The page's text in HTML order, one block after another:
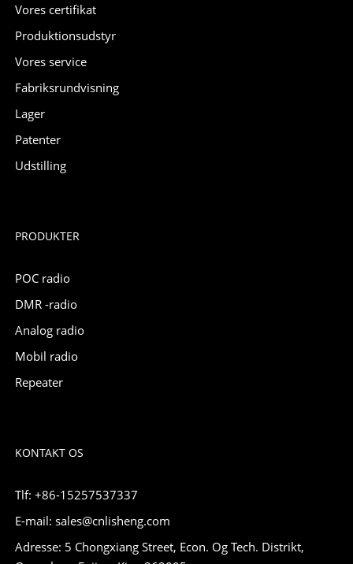
Vores certifikat
Produktionsudstyr
Vores service
Fabriksrundvisning
Lager
Patenter
Udstilling
PRODUKTER
POC radio
DMR -radio
Analog radio
Mobil radio
Repeater
KONTAKT OS
Tlf: +86-15257537337
E-mail: sales@cnlisheng.com
Adresse: 5 Chongxiang Street, Econ. Og Tech. Distrikt,